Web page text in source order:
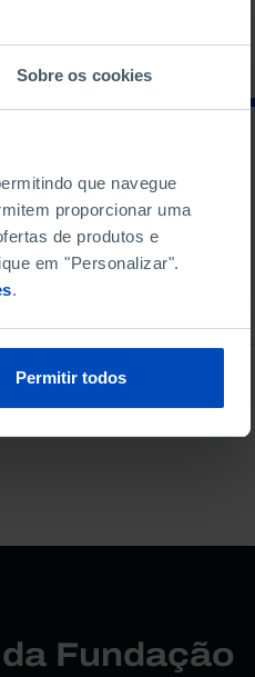
Sobre os cookies
que navegue
proporcionar uma
de produtos e
em "Personalizar".
.
Permitir todos
ORDENAR POR
Fundação